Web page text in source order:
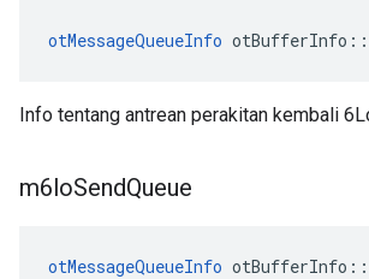
otMessageQueueInfo otBufferInfo ::
Info tentang antrean perakitan kembali
m6loSendQueue
otMessageQueueInfo otBufferInfo ::